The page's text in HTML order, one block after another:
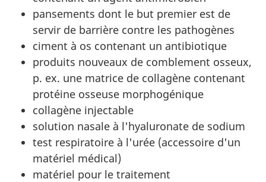
pansements dont le but premier est de
servir de barrière contre les pathogènes
ciment à os contenant un antibiotique
produits nouveaux de comblement osseux,
p. ex. une matrice de collagène contenant
protéine osseuse morphogénique
collagène injectable
solution nasale à l'hyaluronate de sodium
test respiratoire à l'urée (accessoire d'un
matériel médical)
matériel pour le traitement